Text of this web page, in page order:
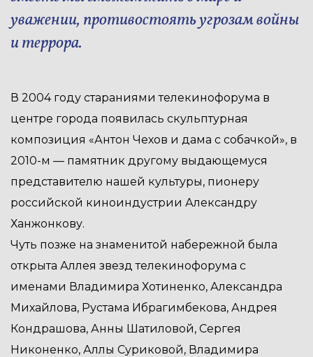
уважении, противостоять угрозам войны
и террора.
В 2004 году стараниями телекинофорума в
центре города появилась скульптурная
композиция «Антон Чехов и дама с собачкой», в
2010-м — памятник другому выдающемуся
представителю нашей культуры, пионеру
российской киноиндустрии Александру
Ханжонкову.
Чуть позже на знаменитой набережной была
открыта Аллея звезд телекинофорума с
именами Владимира Хотиненко, Александра
Михайлова, Рустама Ибрагимбекова, Андрея
Кондрашова, Анны Шатиловой, Сергея
Никоненко, Аллы Суриковой, Владимира